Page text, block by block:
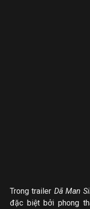
Trong trailer Dã Man
đặc biệt bởi phong